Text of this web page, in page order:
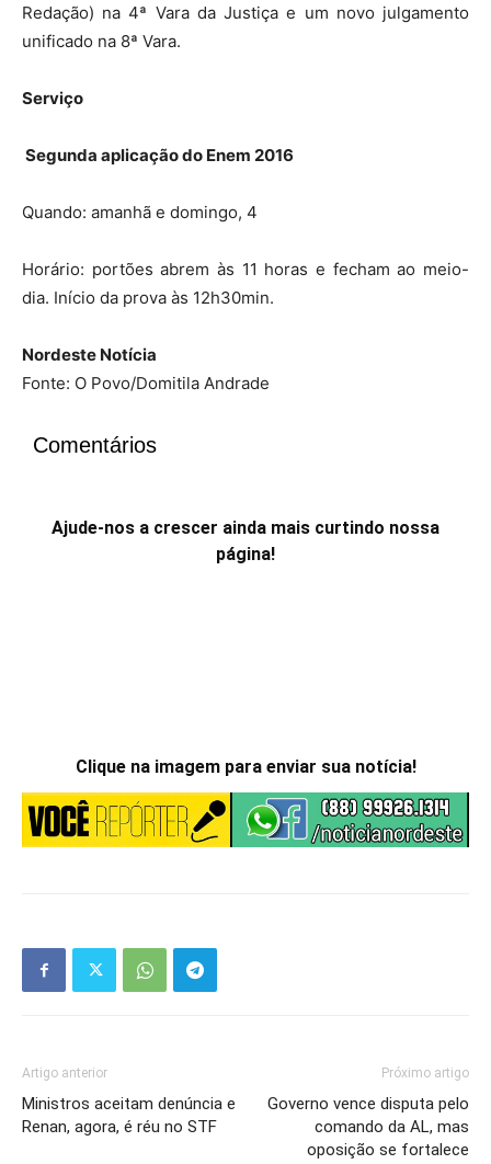
Redação) na 4ª Vara da Justiça e um novo julgamento
unificado na 8ª Vara.
Serviço
Segunda aplicaçãodo Enem 2016
Quando: amanhã e domingo, 4
Horário: portões abrem às 11 horas e fecham ao meio-
dia. Início da prova às 12h30min.
Nordeste Notícia
Fonte: O Povo/Domitila Andrade
Comentários
Ajude-nos a crescer ainda mais curtindo nossa
página!
Clique na imagem para enviar sua notícia!
Artigo anterior
Ministros aceitam denúncia e
Renan, agora, é réu no STF
Próximo artigo
Governo vence disputa pelo
comando da AL, mas
oposição se fortalece